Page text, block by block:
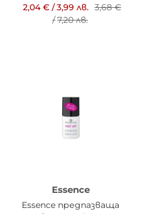
2,04 €/3,99 лв. 3,68 €
/7,20 лв.
Essence
Essence предпазваща